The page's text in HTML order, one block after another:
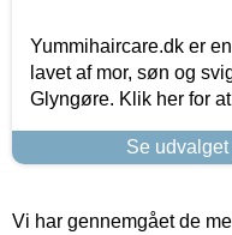
Yummihaircare.dk er
lavet af mor, søn og
Glyngøre. Klik her for
Se
Vi har gennemgået de